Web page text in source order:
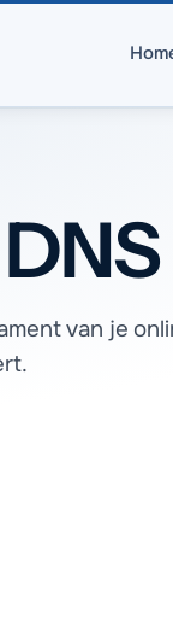
van je